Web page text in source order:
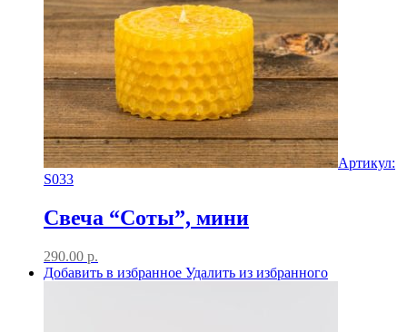
Артикул:
S033
Свеча “Соты”, мини
290.00 р.
Добавить в избранное Удалить из избранного